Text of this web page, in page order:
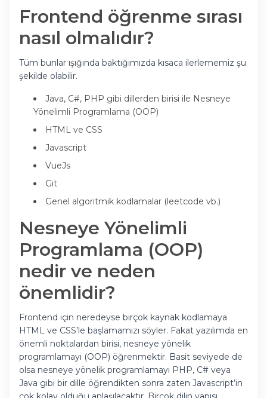
Frontend öğrenme sırası
nasıl olmalıdır?
Tüm bunlar ışığında baktığımızda kısaca ilerlememiz şu
şekilde olabilir.
Java, C#, PHP gibi dillerden birisi ile Nesneye
Yönelimli Programlama (OOP)
HTML ve CSS
Javascript
VueJs
Git
Genel algoritmik kodlamalar (leetcode vb.)
Nesneye Yönelimli
Programlama (OOP)
nedir ve neden
önemlidir?
Frontend için neredeyse birçok kaynak kodlamaya
HTML ve CSS’le başlamamızı söyler. Fakat yazılımda en
önemli noktalardan birisi, nesneye yönelik
programlamayı (OOP) öğrenmektir. Basit seviyede de
olsa nesneye yönelik programlamayı PHP, C# veya
Java gibi bir dille öğrendikten sonra zaten Javascript’in